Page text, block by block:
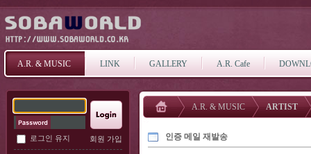
A.R. & MUSIC LINK GALLERY A.R. Cafe
로그인 유지 회원 가입
A.R. & MUSIC ARTIST
인증 메일 재발송